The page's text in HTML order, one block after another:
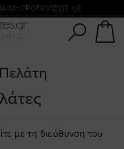
ΜΗΤΡΟΠΟΛΕΩΣ 56
με τη διεύθυνση του